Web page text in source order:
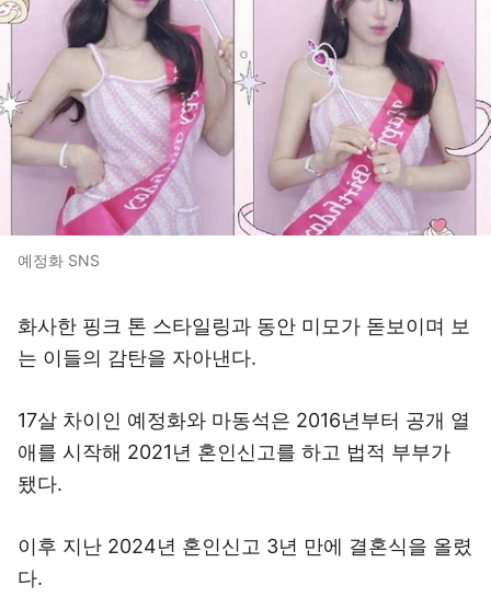
예정화 SNS
화사한 핑크 톤 스타일링과 동안 미모가 돋보이며 보
는 이들의 감탄을 자아낸다.
17살 차이인 예정화와 마동석은 2016년부터 공개 열
애를 시작해 2021년 혼인신고를 하고 법적 부부가
됐다.
이후 지난 2024년 혼인신고 3년 만에 결혼식을 올렸
다.